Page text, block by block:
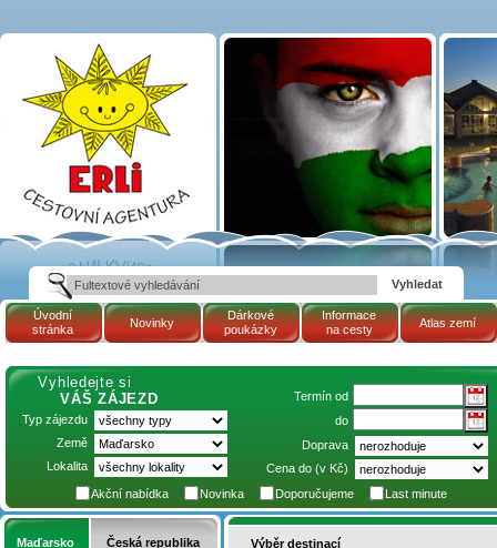
Víkendové pobyty
BUS: Maďarsko |
Maďarsko | Cestovní
kancelář ERLI zájezdy
Maďarsko, dovolená v
Maďarsku, pobyty,
termály
Úvodní
stránka
Novinky
Dárkové
poukázky
Informace
na cesty
Atlas zemí
Vyhledejte si
VÁŠ ZÁJEZD
Typ zájezdu
Země
Lokalita
Termín od
do
Doprava
Cena do (v Kč)
Akční nabídka
Novinka Doporučujeme Last minute
Maďarsko Česká republika Výběr destinací